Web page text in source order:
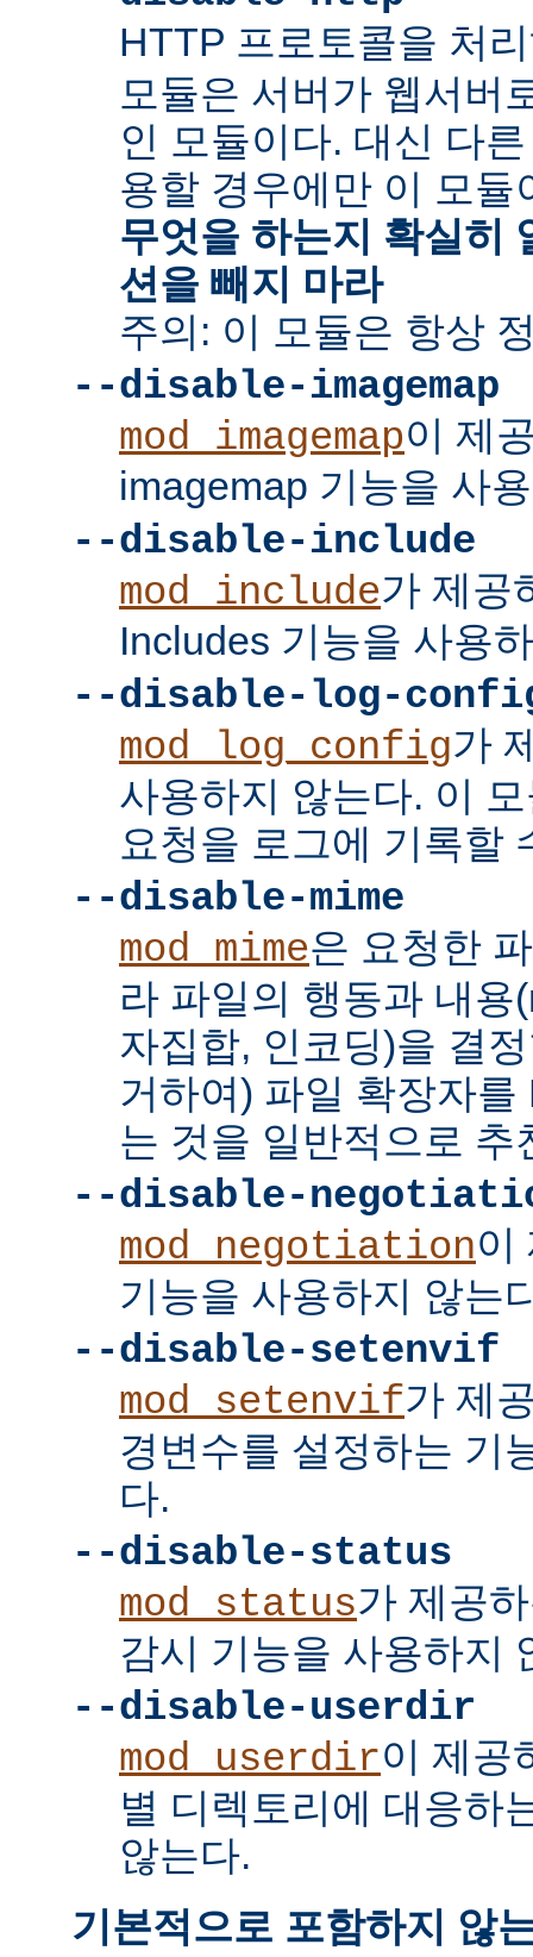
HTTP 프로토콜을 처
모듈은 서버가 웹서버
인 모듈이다. 대신 다
용할 경우에만 이 모
무엇을 하는지 확실히
션을 빼지 마라
주의: 이 모듈은 항상
--disable-imagemap
mod_imagemap이 제
imagemap 기능을 사
--disable-include
mod_include가 제공
Includes 기능을 사용
--disable-log-
mod_log_config가
사용하지 않는다. 이
요청을 로그에 기록할
--disable-mime
mod_mime은 요청한
라 파일의 행동과 내용
자집합, 인코딩)을 결
거하여) 파일 확장자
는 것을 일반적으로 추
--disable-
mod_negotiation이
기능을 사용하지 않는
--disable-setenvif
mod_setenvif가 제
경변수를 설정하는 기
다.
--disable-status
mod_status가 제공
감시 기능을 사용하지
--disable-userdir
mod_userdir이 제공
별 디렉토리에 대응하
않는다.
기본적으로 포함하지 않